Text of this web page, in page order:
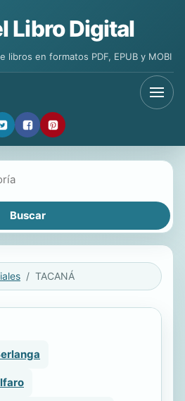
Libro Digital
libros en formatos PDF, EPUB y MOBI
TACANÁ